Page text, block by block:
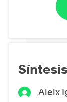
Aleix